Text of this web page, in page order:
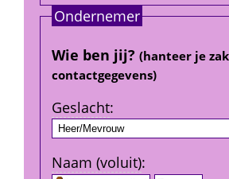
Ondernemer
Wie ben jij? (hanteer je
contact­gegevens)
Geslacht:
Naam (voluit):